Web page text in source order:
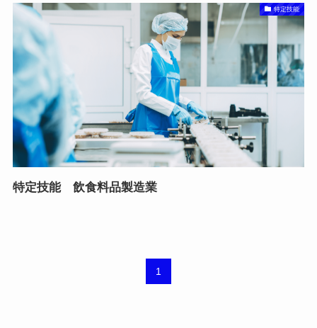
特定技能
特定技能 飲食料品製造業
1